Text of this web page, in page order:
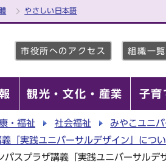
やさしい日本語
市役所へのアクセス 組織一覧
観光・文化・産業 子育
・福祉 社会福祉
みやこユニ
「実践ユニバーサルデザイン」につ
パスプラザ講義「実践ユニバーサルデ